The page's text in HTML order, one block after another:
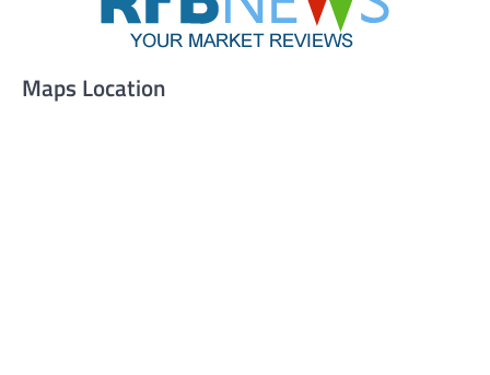
Maps Location